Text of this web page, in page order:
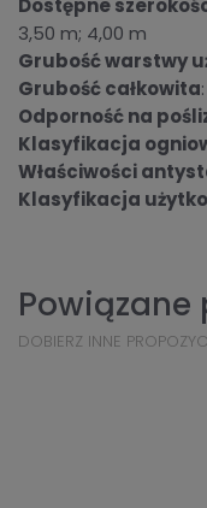
Dostępne
3,50 m; 4,00 m
Grubość warstwy
Grubość całkowita
Odporność na
Klasyfikacja
Właściwości
Klasyfikacja
DOBIERZ INNE